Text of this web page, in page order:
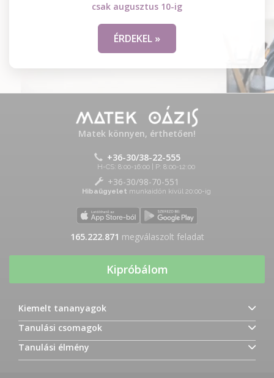
csak augusztus 10-ig
ÉRDEKEL »
Matek könnyen, érthetően!
+36-30/38-22-555
H-CS: 8:00-16:00 | P: 8:00-12:00
+36-30/98-70-551
Hibaügyelet munkaidőn kívül 20:00-ig
165.222.871 megválaszolt feladat
Kipróbálom
Kiemelt tananyagok
Tanulási csomagok
Tanulási élmény